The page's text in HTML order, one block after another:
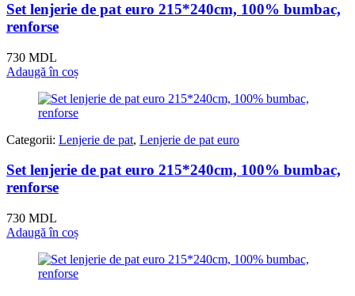
Set lenjerie de pat euro 215*240cm, 100% bumbac,
renforse
730 MDL
Adaugă în coș
Categorii: Lenjerie de pat, Lenjerie de pat euro
Set lenjerie de pat euro 215*240cm, 100% bumbac,
renforse
730 MDL
Adaugă în coș